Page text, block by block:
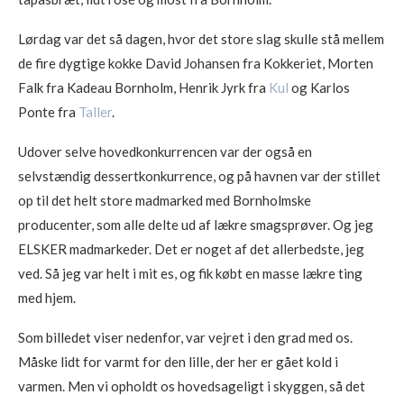
Lørdag var det så dagen, hvor det store slag skulle stå mellem
de fire dygtige kokke David Johansen fra Kokkeriet, Morten
Falk fra Kadeau Bornholm, Henrik Jyrk fra Kul og Karlos
Ponte fra Taller.
Udover selve hovedkonkurrencen var der også en
selvstændig dessertkonkurrence, og på havnen var der stillet
op til det helt store madmarked med Bornholmske
producenter, som alle delte ud af lækre smagsprøver. Og jeg
ELSKER madmarkeder. Det er noget af det allerbedste, jeg
ved. Så jeg var helt i mit es, og fik købt en masse lækre ting
med hjem.
Som billedet viser nedenfor, var vejret i den grad med os.
Måske lidt for varmt for den lille, der her er gået kold i
varmen. Men vi opholdt os hovedsageligt i skyggen, så det